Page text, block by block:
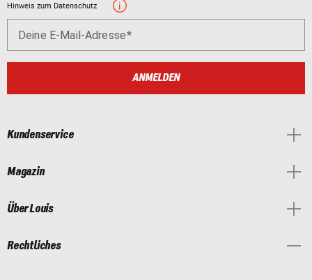
Hinweis zum Datenschutz
Deine E-Mail-Adresse
ANMELDEN
Kundenservice
Magazin
Über Louis
Rechtliches